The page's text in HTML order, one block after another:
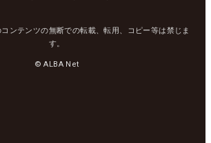
ンテンツの無断での転載、転用、コピー等は禁じま
す。
© ALBA Net